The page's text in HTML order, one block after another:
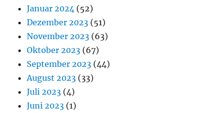
Januar 2024 (52)
Dezember 2023 (51)
November 2023 (63)
Oktober 2023 (67)
September 2023 (44)
August 2023 (33)
Juli 2023 (4)
Juni 2023 (1)